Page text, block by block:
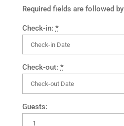
Required fields are followed by
Check-in: *
Check-out: *
Guests: